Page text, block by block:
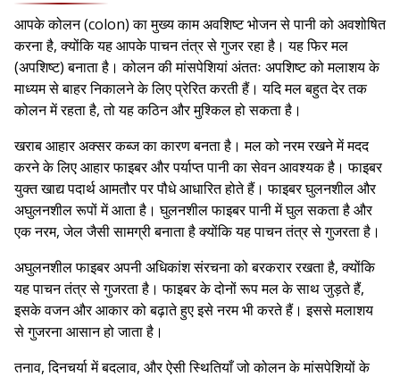
आपके कोलन (colon) का मुख्य काम अवशिष्ट भोजन से पानी को अवशोषित
करना है, क्योंकि यह आपके पाचन तंत्र से गुजर रहा है। यह फिर मल
(अपशिष्ट) बनाता है। कोलन की मांसपेशियां अंततः अपशिष्ट को मलाशय के
माध्यम से बाहर निकालने के लिए प्रेरित करती हैं। यदि मल बहुत देर तक
कोलन में रहता है, तो यह कठिन और मुश्किल हो सकता है।
खराब आहार अक्सर कब्ज का कारण बनता है। मल को नरम रखने में मदद
करने के लिए आहार फाइबर और पर्याप्त पानी का सेवन आवश्यक है। फाइबर
युक्त खाद्य पदार्थ आमतौर पर पौधे आधारित होते हैं। फाइबर घुलनशील और
अघुलनशील रूपों में आता है। घुलनशील फाइबर पानी में घुल सकता है और
एक नरम, जेल जैसी सामग्री बनाता है क्योंकि यह पाचन तंत्र से गुजरता है।
अघुलनशील फाइबर अपनी अधिकांश संरचना को बरकरार रखता है, क्योंकि
यह पाचन तंत्र से गुजरता है। फाइबर के दोनों रूप मल के साथ जुड़ते हैं,
इसके वजन और आकार को बढ़ाते हुए इसे नरम भी करते हैं। इससे मलाशय
से गुजरना आसान हो जाता है।
तनाव, दिनचर्या में बदलाव, और ऐसी स्थितियाँ जो कोलन के मांसपेशियों के